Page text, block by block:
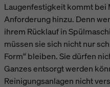
Laugenfestigkeit kommt bei
Anforderung hinzu. Denn
ihrem Rücklauf in
müssen sie sich nicht nur
Form“ bleiben. Sie dürfen
Ganzes entsorgt werden
Reinigungsanlagen nicht